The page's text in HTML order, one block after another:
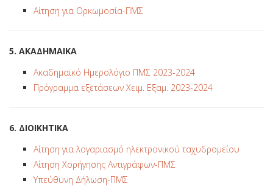
Αίτηση για Ορκωμοσία-ΠΜΣ
5. ΑΚΑΔΗΜΑΙΚΑ
Ακαδημαϊκό Ημερολόγιο ΠΜΣ 2023-2024
Πρόγραμμα εξετάσεων Χειμ. Εξαμ. 2023-2024
6. ΔΙΟΙΚΗΤΙΚΑ
Αίτηση για λογαριασμό ηλεκτρονικού ταχυδρομείου
Αίτηση Χορήγησης Αντιγράφων-ΠΜΣ
Υπεύθυνη Δήλωση-ΠΜΣ